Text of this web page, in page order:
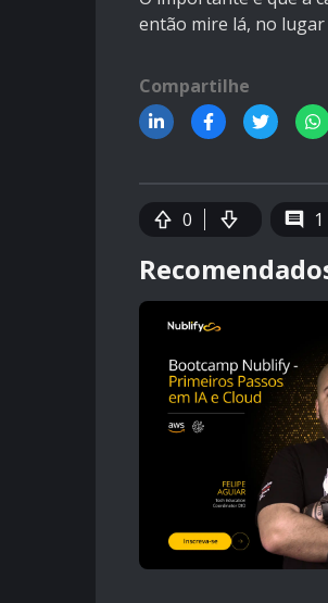
então mire lá, no lugar
Compartilhe
0 1